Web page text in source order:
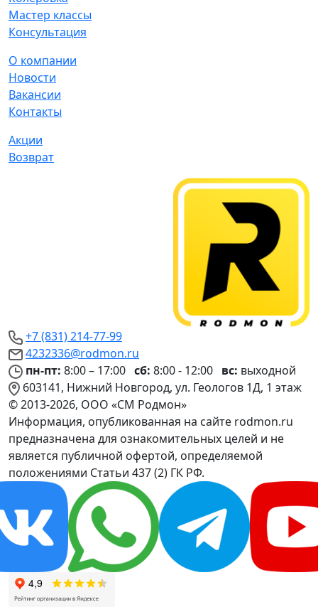
Мастер классы
Консультация
О компании
Новости
Вакансии
Контакты
Акции
Возврат
+7 (831) 214-77-99
4232336@rodmon.ru
пн-пт: 8:00 – 17:00 сб: 8:00 - 12:00 вс: выходной
603141, Нижний Новгород, ул. Геологов 1Д, 1 этаж
© 2013-2026, ООО «СМ Родмон»
Информация, опубликованная на сайте rodmon.ru
предназначена для ознакомительных целей и не
является публичной офертой, определяемой
положениями Статьи 437 (2) ГК РФ.